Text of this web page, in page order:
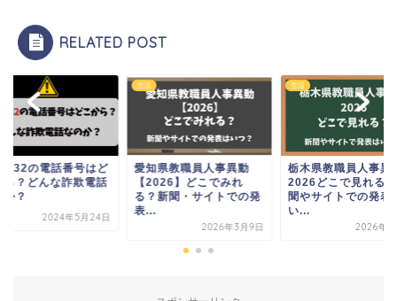
RELATED POST
の電話番号はど
ら？どんな詐欺電話
か？
2024年5月24日
生活
愛知県教職員人事異動
【2026】どこでみれ
る？新聞・サイトでの発
表...
2026年3月9日
生活
栃木県教職員人事異
2026どこで見れる
聞やサイトでの発表
い...
2026年3